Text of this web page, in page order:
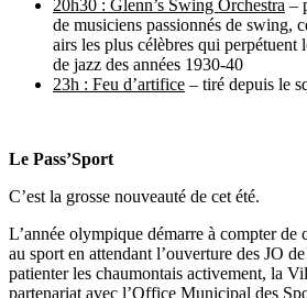
20h30 : Glenn’s Swing Orchestra –
de musiciens passionnés de swing,
airs les plus célèbres qui perpétuent
de jazz des années 1930-40
23h : Feu d’artifice – tiré depuis le
Le Pass’Sport
C’est la grosse nouveauté de cet été.
L’année olympique démarre à compter de
au sport en attendant l’ouverture des JO
patienter les chaumontais activement, la
partenariat avec l’Office Municipal des